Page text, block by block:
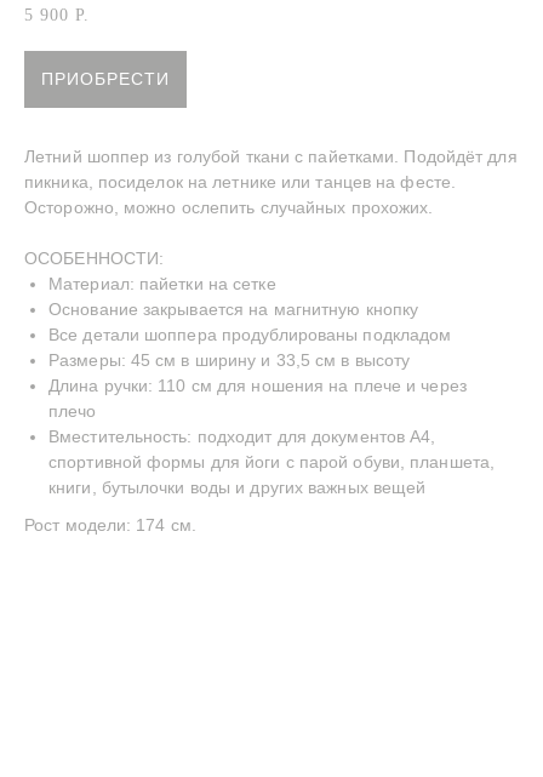
5 900 Р.
ПРИОБРЕСТИ
Летний шоппер из голубой ткани с пайетками. Подойдёт для
пикника, посиделок на летнике или танцев на фесте.
Осторожно, можно ослепить случайных прохожих.
ОСОБЕННОСТИ:
Материал: пайетки на сетке
Основание закрывается на магнитную кнопку
Все детали шоппера продублированы подкладом
Размеры: 45 см в ширину и 33,5 см в высоту
Длина ручки: 110 см для ношения на плече и через
плечо
Вместительность: подходит для документов А4,
спортивной формы для йоги с парой обуви, планшета,
книги, бутылочки воды и других важных вещей
Рост модели: 174 см.
СПРОЕКТИРОВАНО
NON-OBJECTIVE
СДЕЛАНО С ЛЮБОВЬЮ
YOUTUBE